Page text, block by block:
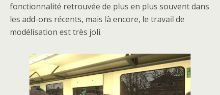
fonctionnalité retrouvée de plus en plus souvent dans
les add-ons récents, mais là encore, le travail de
modélisation est très joli.